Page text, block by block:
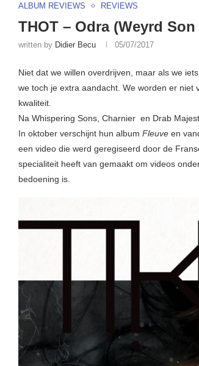
ALBUM REVIEWS REVIEWS
THOT – Odra (Weyrd
written by Didier Becu 05/07/2017
Niet dat we willen overdrijven, maar als we
we toch je extra aandacht. We worden er niet
kwaliteit.
Na Whispering Sons, Charnier en Drab
In oktober verschijnt hun album Fleuve en
een video die werd geregiseerd door de
specialiteit heeft van gemaakt om videos
bedoening is.